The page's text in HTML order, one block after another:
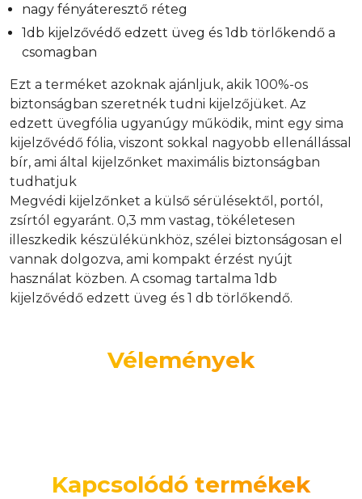
nagy fényáteresztő réteg
1db kijelzővédő edzett üveg és 1db törlőkendő a
csomagban
Ezt a terméket azoknak ajánljuk, akik 100%-os
biztonságban szeretnék tudni kijelzőjüket. Az
edzett üvegfólia ugyanúgy működik, mint egy sima
kijelzővédő fólia, viszont sokkal nagyobb ellenállással
bír, ami által kijelzőnket maximális biztonságban
tudhatjuk
Megvédi kijelzőnket a külső sérülésektől, portól,
zsírtól egyaránt. 0,3 mm vastag, tökéletesen
illeszkedik készülékünkhöz, szélei biztonságosan el
vannak dolgozva, ami kompakt érzést nyújt
használat közben. A csomag tartalma 1db
kijelzővédő edzett üveg és 1 db törlőkendő.
Vélemények
Kapcsolódó termékek